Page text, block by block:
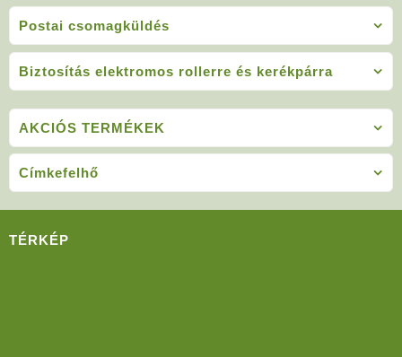
Postai csomagküldés
Biztosítás elektromos rollerre és kerékpárra
AKCIÓS TERMÉKEK
Címkefelhő
TÉRKÉP